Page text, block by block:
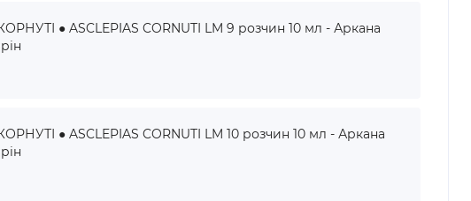
● ASCLEPIAS CORNUTI LM 9 розчин 10 мл - Аркана
● ASCLEPIAS CORNUTI LM 10 розчин 10 мл - Аркана